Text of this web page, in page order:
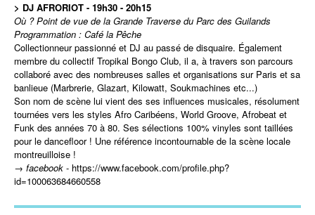
> DJ AFRORIOT - 19h30 - 20h15
Où ? Point de vue de la Grande Traverse du Parc des Guilands
Programmation : Café la Pêche
Collectionneur passionné et DJ au passé de disquaire. Également
membre du collectif Tropikal Bongo Club, il a, à travers son parcours
collaboré avec des nombreuses salles et organisations sur Paris et sa
banlieue (Marbrerie, Glazart, Kilowatt, Soukmachines etc...)
Son nom de scène lui vient des ses influences musicales, résolument
tournées vers les styles Afro Caribéens, World Groove, Afrobeat et
Funk des années 70 à 80. Ses sélections 100% vinyles sont taillées
pour le dancefloor ! Une référence incontournable de la scène locale
montreuilloise !
→ facebook - https://www.facebook.com/profile.php?
id=100063684660558